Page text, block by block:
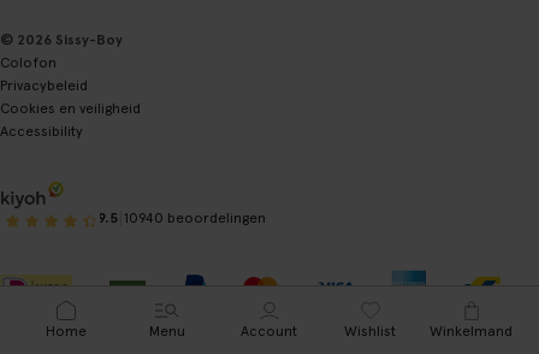
© 2026 Sissy-Boy
Colofon
Privacybeleid
Cookies en veiligheid
Accessibility
9.5 10940 beoordelingen
Home Menu Account Wishlist Winkelmand